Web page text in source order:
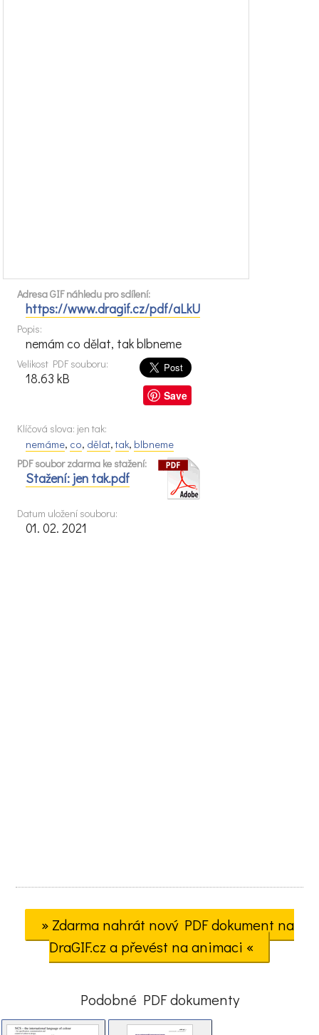
Adresa GIF náhledu pro sdílení:
https://www.dragif.cz/pdf/aLkU
Popis:
nemám co dělat, tak blbneme
Save
Velikost PDF souboru:
18.63 kB
Klíčová slova: jen tak:
nemáme, co, dělat,tak, blbneme
PDF soubor zdarma ke stažení:
Stažení: jen tak.pdf
Datum uložení souboru:
01. 02. 2021
» Zdarma nahrát nový PDF dokument na
DraGIF.cz a převést na animaci «
Podobné PDF dokumenty